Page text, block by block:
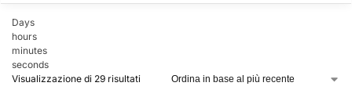
Days
hours
minutes
seconds
Visualizzazione di 29 risultati